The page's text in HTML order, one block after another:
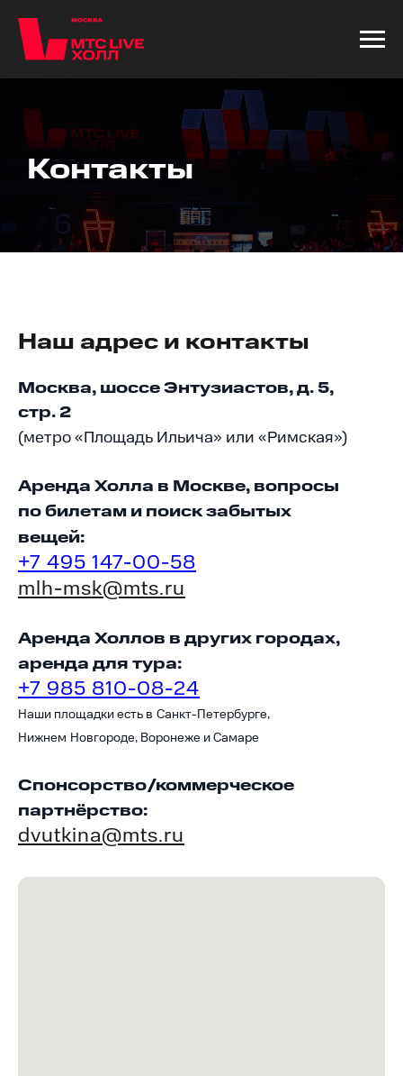
Контакты
Наш адрес и контакты
Москва, шоссе Энтузиастов, д. 5,
стр. 2
(метро «Площадь Ильича» или «Римская»)
Аренда Холла в Москве, вопросы
побилетам и поиск забытых
вещей:
+7 495 147-00-58
mlh-msk@mts.ru
Аренда Холлов в других городах,
аренда для тура:
+7 985 810-08-24
Наши площадки есть в Санкт-Петербурге,
Нижнем Новгороде, Воронеже и Самаре
Спонсорство/коммерческое
партнёрство:
dvutkina@mts.ru